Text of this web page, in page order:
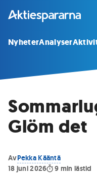
NyheterAnalyser
Glöm det
AvPekka Kääntä
18 juni 2026
9 min lästid